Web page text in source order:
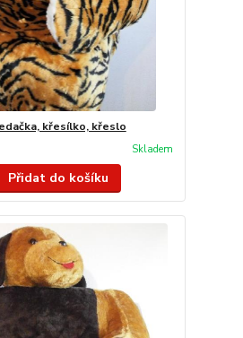
křesílko, křeslo
Skladem
Přidat do košíku